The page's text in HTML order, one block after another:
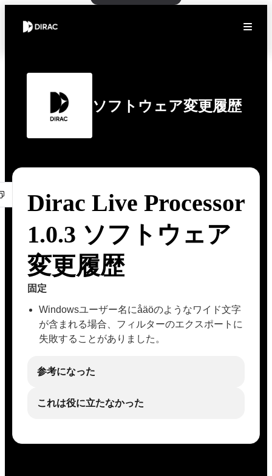
ソフトウェア変更履歴
Dirac Live Processor
1.0.3 ソフトウェア
変更履歴
固定
Windowsユーザー名にåäöのようなワイド文字
が含まれる場合、フィルターのエクスポートに
失敗することがありました。
参考になった
これは役に立たなかった